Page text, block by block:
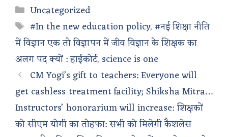
Categories
Uncategorized
Tags
#In the new education policy, #नई शिक्षा नीति
में विज्ञान एक तो विज्ञापन में जीव विज्ञान के शिक्षक का
अलग पद क्यों : हाईकोर्ट, science is one
CM Yogi’s gift to teachers: Everyone will
get cashless treatment facility; Shiksha Mitra…
Instructors’ honorarium will increase: शिक्षकों
को सीएम योगी का तोहफा: सभी को मिलेगी कैशलेस